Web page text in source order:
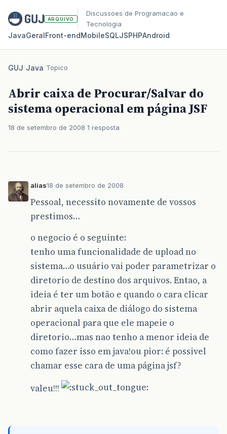
ARQUIVO
Discussoes de Programacao e
Tecnologia
JavaGeralFront‑endMobileSQLJSPHPAndroid
GUJ/Java/Topico
Abrir caixa de Procurar/Salvar do
sistema operacional em página JSF
18 de setembro de 2008 1 resposta
alias18 de setembro de 2008
Pessoal, necessito novamente de vossos
prestimos…
o negocio é o seguinte:
tenho uma funcionalidade de upload no
sistema…o usuário vai poder parametrizar o
diretorio de destino dos arquivos. Entao, a
ideia é ter um botão e quando o cara clicar
abrir aquela caixa de diálogo do sistema
operacional para que ele mapeie o
diretorio…mas nao tenho a menor ideia de
como fazer isso em java!ou pior: é possivel
chamar esse cara de uma página jsf?
valeu!!!